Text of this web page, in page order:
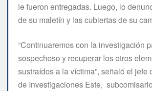
le fueron entregadas. Luego, lo
de su maletín y las cubiertas de su
“Continuaremos con la investigación
sospechoso y recuperar los otros
sustraídos a la víctima”, señaló el jefe
de Investigaciones Este, subcomisario